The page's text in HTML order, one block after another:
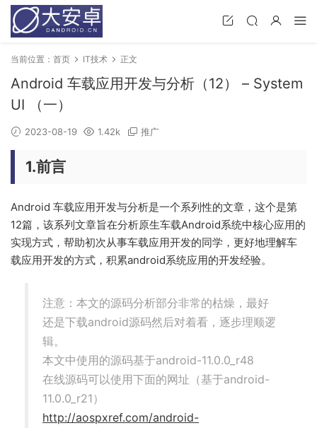
当前位置： 首页 IT技术 正文
Android 车载应用开发与分析（12） – System
UI （一）
2023-08-19 1.42k 推广
1.前言
Android 车载应用开发与分析是一个系列性的文章，这个是第
12篇，该系列文章旨在分析原生车载Android系统中核心应用的
实现方式，帮助初次从事车载应用开发的同学，更好地理解车
载应用开发的方式，积累android系统应用的开发经验。
注意：本文的源码分析部分非常的枯燥，最好
还是下载android源码然后对着看，逐步理顺逻
辑。
本文中使用的源码基于android-11.0.0_r48
在线源码可以使用下面的网址（基于android-
11.0.0_r21）
http://aospxref.com/android-